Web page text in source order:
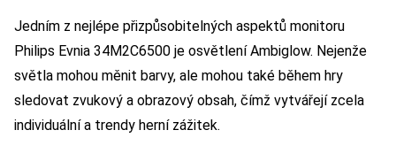
Jedním z nejlépe přizpůsobitelných aspektů monitoru
Philips Evnia 34M2C6500 je osvětlení Ambiglow. Nejenže
světla mohou měnit barvy, ale mohou také během hry
sledovat zvukový a obrazový obsah, čímž vytvářejí zcela
individuální a trendy herní zážitek.